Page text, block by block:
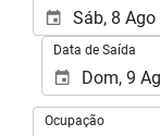
Data de Saída
Ocupação
Ocupação